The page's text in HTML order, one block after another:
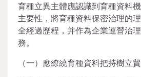
育種立異主體應認識到育種資料
主要性，將育種資料保密治理的
全經過歷程，并作為企業運營治
務。
（一）應繚繞育種資料把持樹立